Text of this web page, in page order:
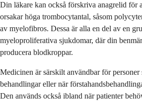
Din läkare kan också förskriva anagrelid för
orsakar höga trombocytantal, såsom
av myelofibros. Dessa är alla en del av en
myeloproliferativa sjukdomar, där din
producera blodkroppar.
Medicinen är särskilt användbar för personer
behandlingar eller när
Den används också ibland när patienter